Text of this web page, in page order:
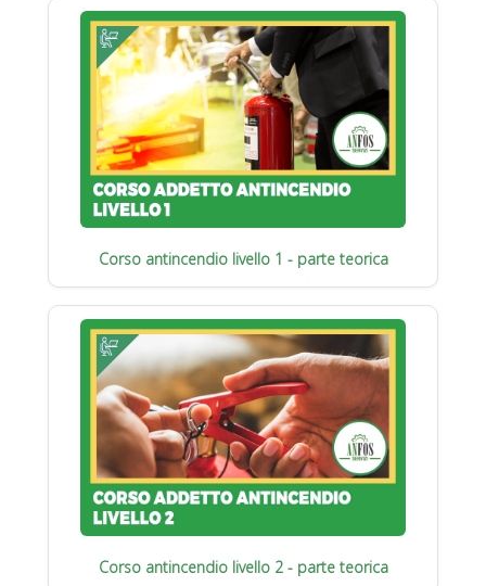
Corso antincendio livello 1 - parte teorica
Corso antincendio livello 2 - parte teorica